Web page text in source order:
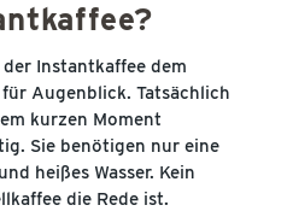
Instantkaffee dem
Augenblick. Tatsächlich
kurzen Moment
Sie benötigen nur eine
heißes Wasser. Kein
die Rede ist.